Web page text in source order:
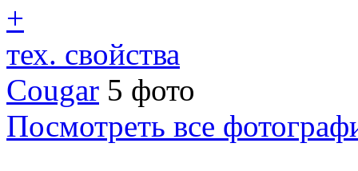
+
тех. свойства
Cougar 5 фото
Посмотреть все